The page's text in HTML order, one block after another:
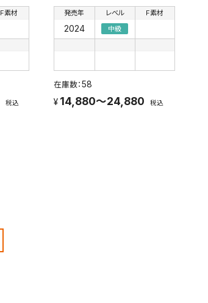
F素材
税込
発売年
2024
レベル
中級
F素材
58
14,880～24,880 税込